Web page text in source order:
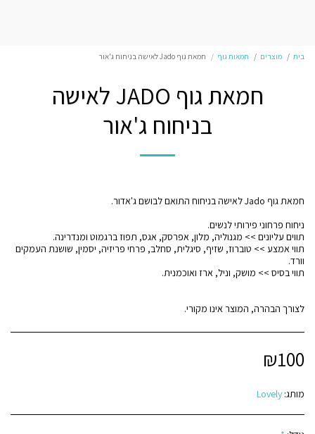
בית מוצרים חמאות גוף חמאת גוף Jado לאישה בניחוח ג'אור
חמאת גוף JADO לאישה
בניחוח ג'אור
תווי אמצע >> טוברוז, שזיף, סיגלית, סחלב, פרחי פריזיה, יסמין, שושנת העמקים
לצורך הבהרה, המוצר אינו מקורי.
₪100
מותג: Lovely